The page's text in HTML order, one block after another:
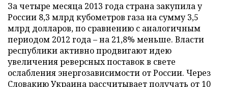
За четыре месяца 2013 года страна закупила у
России 8,3 млрд кубометров газа на сумму 3,5
млрд долларов, по сравнению с аналогичным
периодом 2012 года – на 21,8% меньше. Власти
республики активно продвигают идею
увеличения реверсных поставок в свете
ослабления энергозависимости от России. Через
Словакию Украина рассчитывает получать от 10